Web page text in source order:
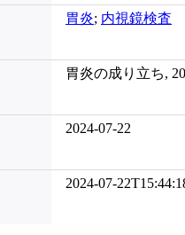
胃炎; 内視鏡検査
胃炎の成り立ち,
2024-07-22
2024-07-